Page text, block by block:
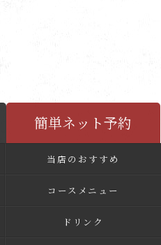
簡単ネット予約
当店のおすすめ
コースメニュー
ドリンク